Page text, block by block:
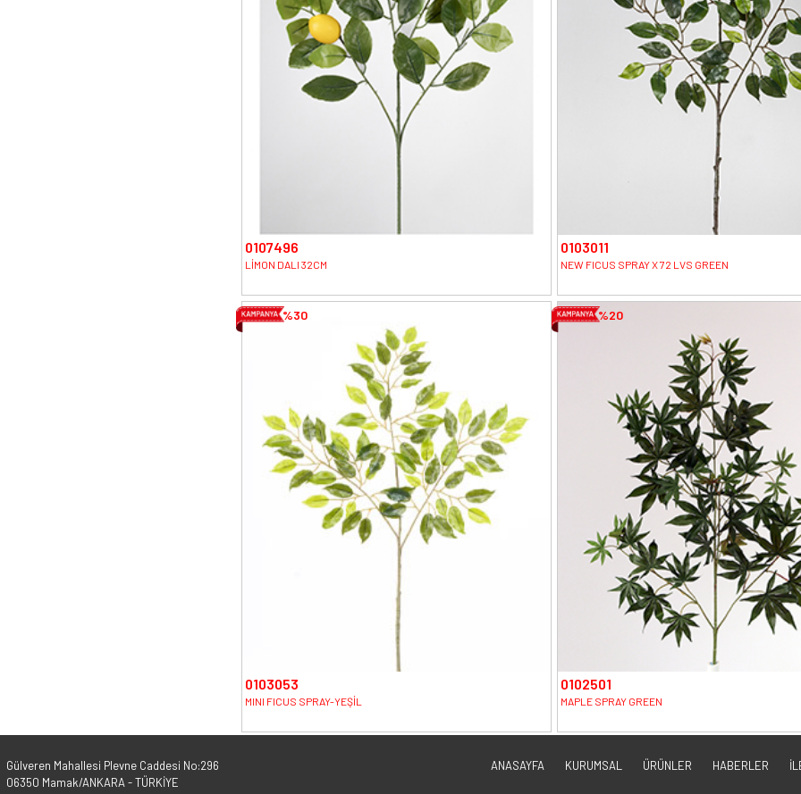
0107496
LİMON DALI 32CM
0103011
NEW FICUS SPRAY X 72 LVS GREEN
%30
0103053
MINI FICUS SPRAY-YEŞİL
%20
0102501
MAPLE SPRAY GREEN
Gülveren Mahallesi Plevne Caddesi No:296
06350 Mamak/ANKARA - TÜRKİYE
ANASAYFA KURUMSAL ÜRÜNLER HABERLER